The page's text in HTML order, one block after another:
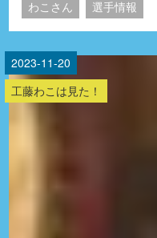
わこさん 選手情報
2023-11-20
工藤わこは見た！